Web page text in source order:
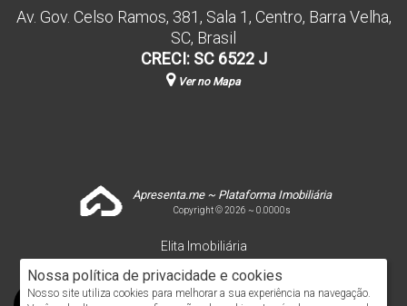
Nossa política de privacidade e cookies
Nosso site utiliza cookies para melhorar a sua experiência na navegação.
Av. Gov. Celso Ramos, 381 , Sala 1 , Centro, Barra Velha,
SC, Brasil
CRECI: SC 6522 J
Ver no Mapa
Apresenta.me ~ Plataforma Imobiliária
Copyright © 2026 ~ 0.0000s
Elita Imobiliária